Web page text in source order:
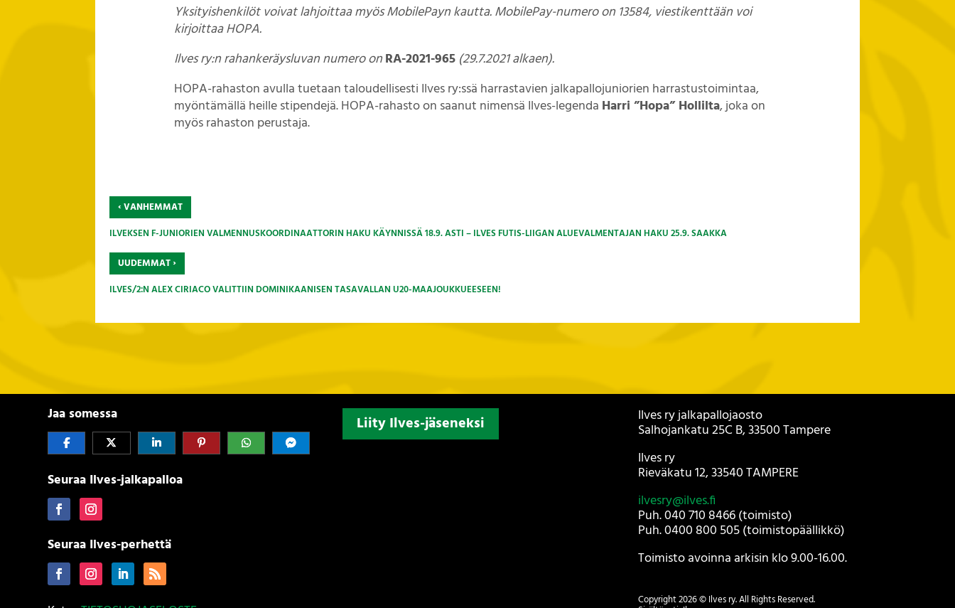
Yksityishenkilöt voivat lahjoittaa myös MobilePayn kautta. MobilePay-numero on 13584, viestikenttään voi
kirjoittaa HOPA.
Ilves ry:n rahankeräysluvan numero onRA-2021-965 (29.7.2021 alkaen).
HOPA-rahaston avulla tuetaan taloudellisesti Ilves ry:ssä harrastavien jalkapallojuniorien harrastustoimintaa,
myöntämällä heille stipendejä. HOPA-rahasto on saanut nimensä Ilves-legenda Harri ”Hopa” Hollilta, joka on
myös rahaston perustaja.
‹VANHEMMAT
ILVEKSEN F-JUNIORIEN VALMENNUSKOORDINAATTORIN HAKU KÄYNNISSÄ 18.9. ASTI – ILVES FUTIS-LIIGAN ALUEVALMENTAJAN HAKU 25.9. SAAKKA
UUDEMMAT›
ILVES/2:N ALEX CIRIACO VALITTIIN DOMINIKAANISEN TASAVALLAN U20-MAAJOUKKUEESEEN!
Jaa somessa
Seuraa Ilves-jalkapalloa
Seuraa Ilves-perhettä
Liity Ilves-jäseneksi Ilves ry jalkapallojaosto
Salhojankatu 25C B, 33500 Tampere
Ilves ry
Rieväkatu 12, 33540 TAMPERE
ilvesry@ilves.fi
Puh. 040 710 8466 (toimisto)
Puh. 0400 800 505 (toimistopäällikkö)
Toimisto avoinna arkisin klo 9.00-16.00.
Copyright2026© Ilves ry. All Rights Reserved.